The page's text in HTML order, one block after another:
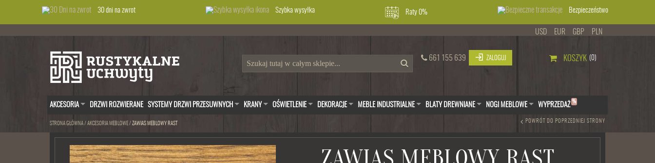
30 dni na zwrot Szybka wysyłka Raty 0% Bezpieczeństwo
USD EUR GBP PLN
661 155 639 ZALOGUJ KOSZYK (0)
AKCESORIA DRZWI ROZWIERANE SYSTEMY DRZWI PRZESUWNYCH KRANY OŚWIETLENIE DEKORACJE MEBLE INDUSTRIALNE BLATY DREWNIANE NOGI MEBLOWE WYPRZEDAŻ %
STRONA GŁÓWNA/ AKCESORIA MEBLOWE/ ZAWIAS MEBLOWY RAST POWRÓT DO POPRZEDNIEJ STRONY